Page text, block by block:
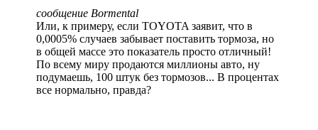
сообщение Bormental
Или, к примеру, если TOYOTA заявит, что в
0,0005% случаев забывает поставить тормоза, но
в общей массе это показатель просто отличный!
По всему миру продаются миллионы авто, ну
подумаешь, 100 штук без тормозов... В процентах
все нормально, правда?